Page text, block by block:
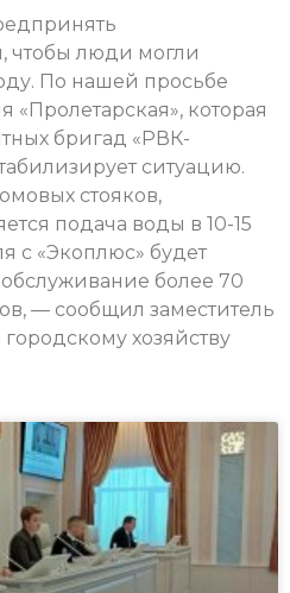
чтобы люди могли
По нашей просьбе
которая
бригад «РВК-
ситуацию.
стояков,
подача воды в 10-15
с «Экоплюс» будет
обслуживание более 70
— сообщил заместитель
хозяйству